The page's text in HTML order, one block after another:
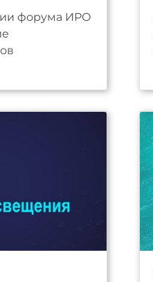
форума ИРО